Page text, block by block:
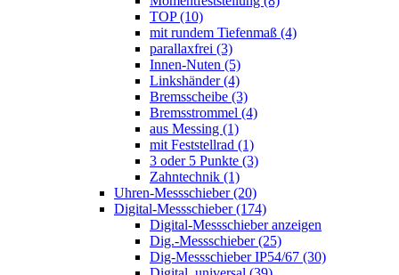
TOP (10)
mit rundem Tiefenmaß (4)
parallaxfrei (3)
Innen-Nuten (5)
Linkshänder (4)
Bremsscheibe (3)
Bremsstrommel (4)
aus Messing (1)
mit Feststellrad (1)
3 oder 5 Punkte (3)
Zahntechnik (1)
Uhren-Messschieber (20)
Digital-Messschieber (174)
Digital-Messschieber anzeigen
Dig.-Messschieber (25)
Dig-Messschieber IP54/67 (30)